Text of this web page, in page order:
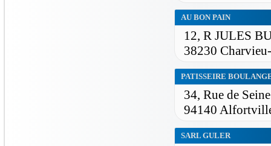
AU BON PAIN
12, R JULES
38230
PATISSEIRE
34, Rue de Seine
94140
SARL GULER